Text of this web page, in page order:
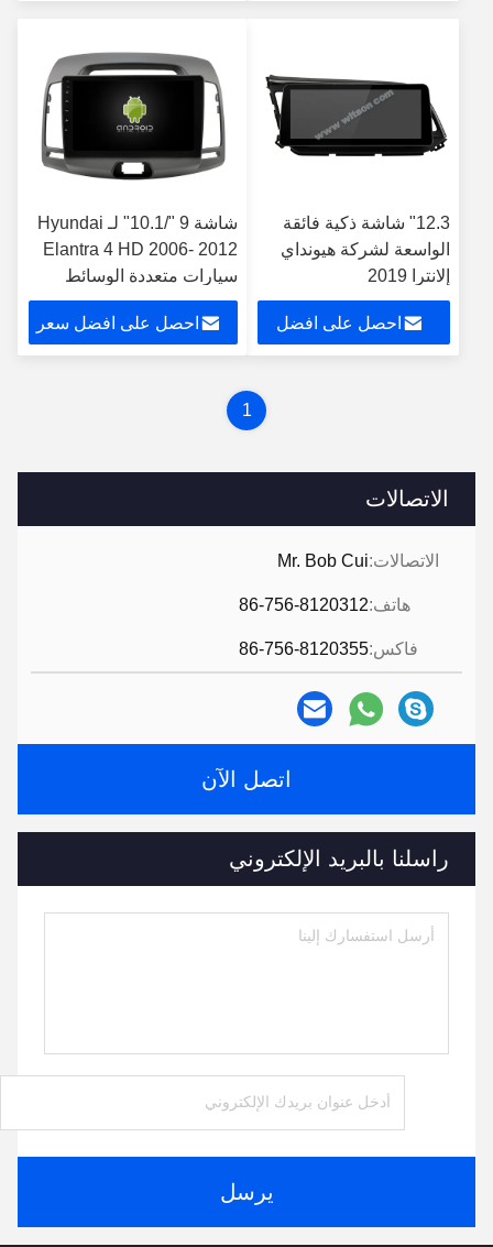
الاتصالات
الاتصالات:Mr. Bob Cui
هاتف:86-756-8120312
فاكس:86-756-8120355
اتصل الآن
راسلنا بالبريد الإلكتروني
يرسل
12.3" شاشة ذكية فائقة
الواسعة لشركة هيونداي
إلانترا 2019
احصل على افضل
شاشة 9 "/10.1" لـ Hyundai
Elantra 4 HD 2006- 2012
سيارات متعددة الوسائط
ستيريو
احصل على افضل سعر
1